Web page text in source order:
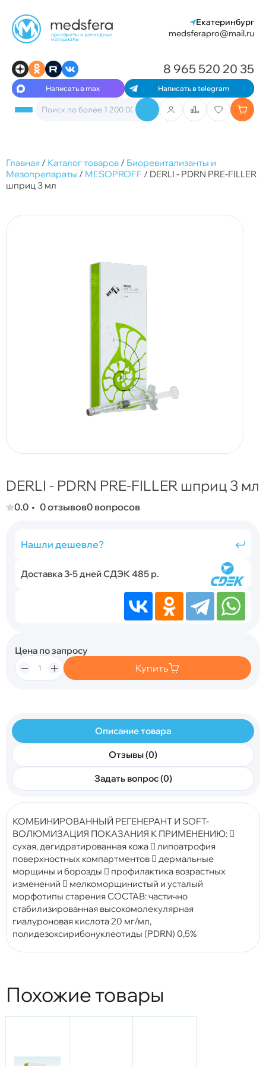
Екатеринбург
medsferapro@mail.ru
Написать в max Написать в telegram
8 965 520 20 35
Главная / Каталог товаров / Биоревитализанты и
Мезопрепараты / MESOPROFF / DERLI - PDRN PRE-FILLER
шприц 3 мл
DERLI - PDRN PRE-FILLER шприц 3 мл
0.0 0 отзывов0 вопросов
Нашли дешевле?
Доставка 3-5 дней СДЭК 485 р.
Цена по запросу
Купить
Описание товара
Отзывы (0)
Задать вопрос (0)
КОМБИНИРОВАННЫЙ РЕГЕНЕРАНТ И SOFT-
ВОЛЮМИЗАЦИЯ ПОКАЗАНИЯ К ПРИМЕНЕНИЮ: 
сухая, дегидратированная кожа  липоатрофия
поверхностных компартментов  дермальные
морщины и борозды  профилактика возрастных
изменений  мелкоморщинистый и усталый
морфотипы старения СОСТАВ: частично
стабилизированная высокомолекулярная
гиалуроновая кислота 20 мг/мл,
полидезоксирибонуклеотиды (PDRN) 0,5%
Похожие товары